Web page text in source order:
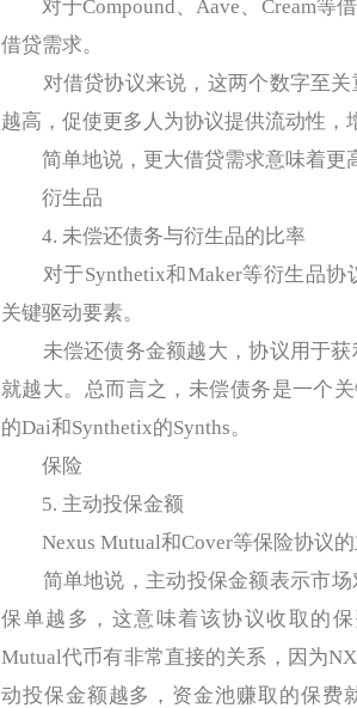
对于Compound、Aave、Cream等
借贷需求。
对借贷协议来说，这两个数字至关
越高，促使更多人为协议提供流动性
简单地说，更大借贷需求意味着更
衍生品
4. 未偿还债务与衍生品的比率
对于Synthetix和Maker等衍生品协
关键驱动要素。
未偿还债务金额越大，协议用于获
就越大。总而言之，未偿债务是一个
的Dai和Synthetix的Synths。
保险
5. 主动投保金额
Nexus Mutual和Cover等保险协议的
简单地说，主动投保金额表示市场
保单越多，这意味着该协议收取的
Mutual代币有非常直接的关系，因为
动投保金额越多，资金池赚取的保费